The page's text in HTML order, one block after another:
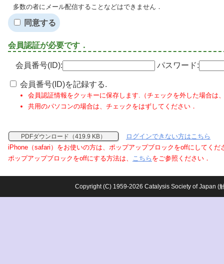
多数の者にメール配信することなどはできません．
同意する
会員認証が必要です．
会員番号(ID): パスワード:
会員番号(ID)を記録する.
会員認証情報をクッキーに保存します.（チェックを外した場合は
共用のパソコンの場合は、チェックをはずしてください．
PDFダウンロード（419.9 KB）
ログインできない方はこちら
iPhone（safari）をお使いの方は、ポップアップブロックをoffにしてくだ
ポップアップブロックをoffにする方法は、 こちら をご参照ください．
Copyright (C) 1959-2026 Catalysis Society of Japan (